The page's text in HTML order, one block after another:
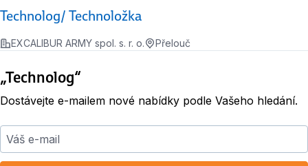
Technolog/ Technoložka
EXCALIBUR ARMY spol. s. r. o. Přelouč
„Technolog“
Dostávejte e-mailem nové nabídky podle Vašeho hledání.
Váš e-mail